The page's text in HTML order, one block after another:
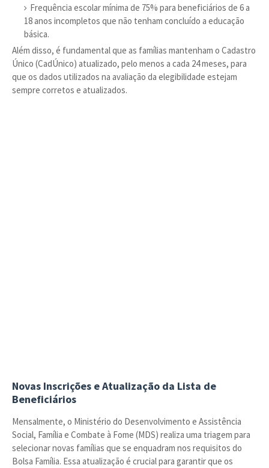
Frequência escolar mínima de 75% para beneficiários de 6 a
18 anos incompletos que não tenham concluído a educação
básica.
Além disso, é fundamental que as famílias mantenham o Cadastro
Único (CadÚnico) atualizado, pelo menos a cada 24 meses, para
que os dados utilizados na avaliação da elegibilidade estejam
sempre corretos e atualizados.
Novas Inscrições e Atualização da Lista de
Beneficiários
Mensalmente, o Ministério do Desenvolvimento e Assistência
Social, Família e Combate à Fome (MDS) realiza uma triagem para
selecionar novas famílias que se enquadram nos requisitos do
Bolsa Família. Essa atualização é crucial para garantir que os